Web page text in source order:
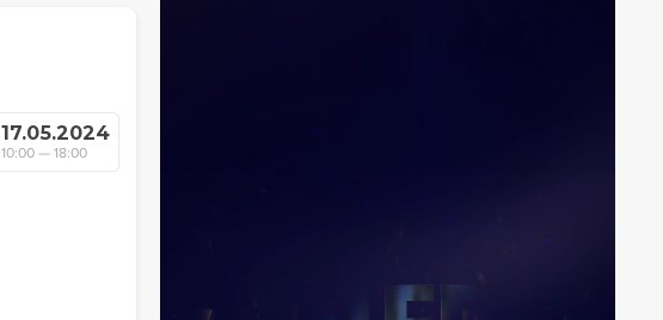
17.05.2024
10:00 — 18:00